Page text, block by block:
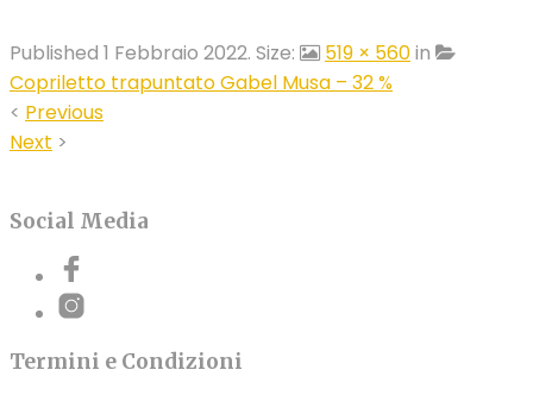
Published 1 Febbraio 2022. Size: 519 × 560in
Copriletto trapuntato Gabel Musa – 32 %
< Previous
Next >
Social Media
Termini e Condizioni